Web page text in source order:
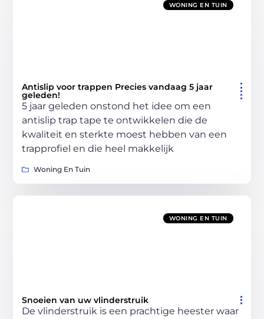
WONING EN TUIN
Antislip voor trappen Precies vandaag 5 jaar
geleden!
5 jaar geleden onstond het idee om een
antislip trap tape te ontwikkelen die de
kwaliteit en sterkte moest hebben van een
trapprofiel en die heel makkelijk
Woning En Tuin
WONING EN TUIN
Snoeien van uw vlinderstruik
De vlinderstruik is een prachtige heester waar